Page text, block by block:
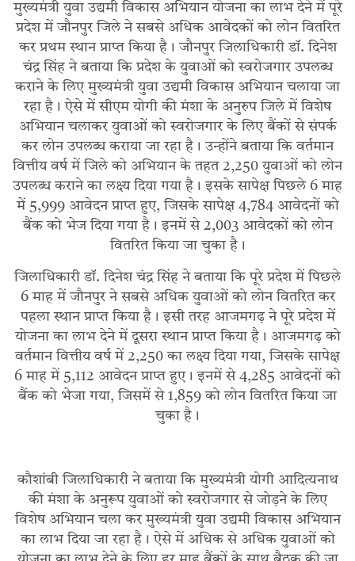
मुख्यमंत्री युवा उद्यमी विकास अभियान योजना का लाभ देने में पूरे
प्रदेश में जाैनपुर जिले ने सबसे अधिक आवेदकों को लाेन वितरित
कर प्रथम स्थान प्राप्त किया है। जौनपुर जिलाधिकारी डॉ. दिनेश
चंद्र सिंह ने बताया कि प्रदेश के युवाओं को स्वरोजगार उपलब्ध
कराने के लिए मुख्यमंत्री युवा उद्यमी विकास अभियान चलाया जा
रहा है। ऐसे में सीएम योगी की मंशा के अनुरुप जिले में विशेष
अभियान चलाकर युवाओं को स्वरोजगार के लिए बैंकों से संपर्क
कर लोन उपलब्ध कराया जा रहा है। उन्होंने बताया कि वर्तमान
वित्तीय वर्ष में जिले को अभियान के तहत 2,250 युवाओं को लोन
उपलब्ध कराने का लक्ष्य दिया गया है। इसके सापेक्ष पिछले 6 माह
में 5,999 आवेदन प्राप्त हुए, जिसके सापेक्ष 4,784 आवेदनों को
बैंक को भेज दिया गया है। इनमें से 2,003 आवेदकों को लोन
वितरित किया जा चुका है।
जिलाधिकारी डॉ. दिनेश चंद्र सिंह ने बताया कि पूरे प्रदेश में पिछले
6 माह में जौनपुर ने सबसे अधिक युवाओं को लोन वितरित कर
पहला स्थान प्राप्त किया है। इसी तरह आजमगढ़ ने पूरे प्रदेश में
योजना का लाभ देने में दूसरा स्थान प्राप्त किया है। आजमगढ़ को
वर्तमान वित्तीय वर्ष में 2,250 का लक्ष्य दिया गया, जिसके सापेक्ष
6 माह में 5,112 आवेदन प्राप्त हुए। इनमें से 4,285 आवेदनों को
बैंक को भेजा गया, जिसमें से 1,859 को लोन वितरित किया जा
चुका है।
कौशांबी जिलाधिकारी ने बताया कि मुख्यमंत्री योगी आदित्यनाथ
की मंशा के अनुरूप युवाओं को स्वरोजगार से जोड़ने के लिए
विशेष अभियान चला कर मुख्यमंत्री युवा उद्यमी विकास अभियान
का लाभ दिया जा रहा है। ऐसे में अधिक से अधिक युवाओं को